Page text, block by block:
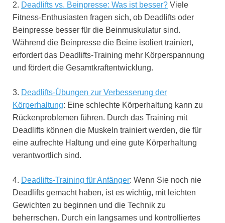
2. Deadlifts vs. Beinpresse: Was ist besser? Viele
Fitness-Enthusiasten fragen sich, ob Deadlifts oder
Beinpresse besser für die Beinmuskulatur sind.
Während die Beinpresse die Beine isoliert trainiert,
erfordert das Deadlifts-Training mehr Körperspannung
und fördert die Gesamtkraftentwicklung.
3. Deadlifts-Übungen zur Verbesserung der
Körperhaltung: Eine schlechte Körperhaltung kann zu
Rückenproblemen führen. Durch das Training mit
Deadlifts können die Muskeln trainiert werden, die für
eine aufrechte Haltung und eine gute Körperhaltung
verantwortlich sind.
4. Deadlifts-Training für Anfänger: Wenn Sie noch nie
Deadlifts gemacht haben, ist es wichtig, mit leichten
Gewichten zu beginnen und die Technik zu
beherrschen. Durch ein langsames und kontrolliertes